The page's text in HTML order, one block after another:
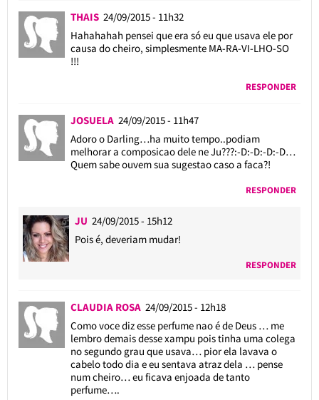
THAIS 24/09/2015 - 11h32
Hahahahah pensei que era só eu que usava ele por
causa do cheiro, simplesmente MA-RA-VI-LHO-SO
!!!
RESPONDER
JOSUELA 24/09/2015 - 11h47
Adoro o Darling…ha muito tempo..podiam
melhorar a composicao dele ne Ju???:-D:-D:-D:-D…
Quem sabe ouvem sua sugestao caso a faca?!
RESPONDER
JU 24/09/2015 - 15h12
Pois é, deveriam mudar!
RESPONDER
CLAUDIA ROSA 24/09/2015 - 12h18
Como voce diz esse perfume nao é de Deus … me
lembro demais desse xampu pois tinha uma colega
no segundo grau que usava… pior ela lavava o
cabelo todo dia e eu sentava atraz dela … pense
num cheiro… eu ficava enjoada de tanto
perfume….